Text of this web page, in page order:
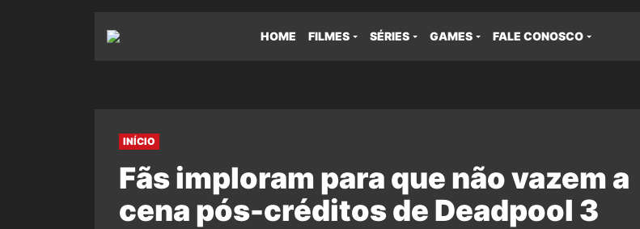
HOME FILMES SÉRIES GAMES FALE CONOSCO
INÍCIO
Fãs imploram para que não vazem a
cena pós-créditos de Deadpool 3